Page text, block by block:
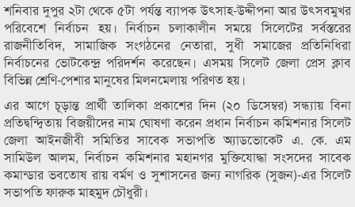
শনিবার দুপুর ২টা থেকে ৫টা পর্যন্ত ব্যাপক উৎসাহ-উদ্দীপনা আর উৎসবমুখর
পরিবেশে নির্বাচন হয়। নির্বাচন চলাকালীন সময়ে সিলেটের সর্বস্তরের
রাজনীতিবিদ, সামাজিক সংগঠনের নেতারা, সুধী সমাজের প্রতিনিধিরা
নির্বাচনের ভোটকেন্দ্র পরিদর্শন করেছেন। এসময় সিলেট জেলা প্রেস ক্লাব
বিভিন্ন শ্রেণি-পেশার মানুষের মিলনমেলায় পরিণত হয়।
এর আগে চূড়ান্ত প্রার্থী তালিকা প্রকাশের দিন (২০ ডিসেম্বর) সন্ধ্যায় বিনা
প্রতিদ্বন্দ্বিতায় বিজয়ীদের নাম ঘোষণা করেন প্রধান নির্বাচন কমিশনার সিলেট
জেলা আইনজীবী সমিতির সাবেক সভাপতি অ্যাডভোকেট এ. কে. এম
সামিউল আলম, নির্বাচন কমিশনার মহানগর মুক্তিযোদ্ধা সংসদের সাবেক
কমান্ডার ভবতোষ রায় বর্মণ ও সুশাসনের জন্য নাগরিক (সুজন)-এর সিলেট
সভাপতি ফারুক মাহমুদ চৌধুরী।